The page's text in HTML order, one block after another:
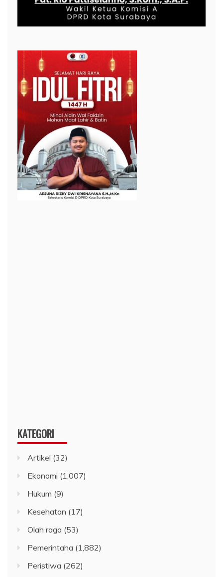
KATEGORI
Artikel (32)
Ekonomi (1,007)
Hukum (9)
Kesehatan (17)
Olah raga (53)
Pemerintaha (1,882)
Peristiwa (262)